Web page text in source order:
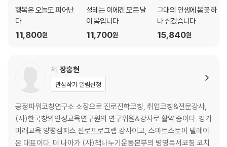
행복은 오늘도 피어난
다
11,800원
설레는 이에겐 모든 날
이 봄입니다
11,700원
그대의 인생에 봄꽃 하
나 심겠습니다
15,840원
저 장홍현
관심작가 알림신청
긍정파워코칭연구소 소장으로 진로진학코칭, 취업코칭&전문강사,
(사)한국창의인성교육연구원의 연구위원&강사로 활약 중이다. 경기
미래교육 양평캠퍼스 진로프로그램 강사이고, 스마트스토어 텔레이
온 대표이다. 더 나아가 (사)책나누기운동본부의 병영독서코칭 코치